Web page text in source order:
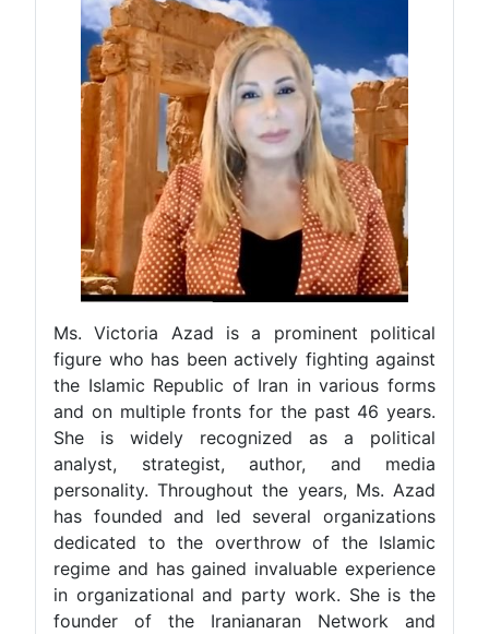
Ms. Victoria Azad is a prominent political
figure who has been actively fighting against
the Islamic Republic of Iran in various forms
and on multiple fronts for the past 46 years.
She is widely recognized as a political
analyst, strategist, author, and media
personality. Throughout the years, Ms. Azad
has founded and led several organizations
dedicated to the overthrow of the Islamic
regime and has gained invaluable experience
in organizational and party work. She is the
founder of the Iranianaran Network and